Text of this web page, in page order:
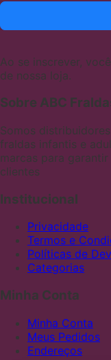
Ao se inscrever,
de nossa loja.
Sobre ABC
Somos
fraldas infantis e
marcas para
clientes
Institucional
Privacidade
Termos e
Políticas de
Categorias
Minha Conta
Minha Conta
Meus Pedidos
Endereços